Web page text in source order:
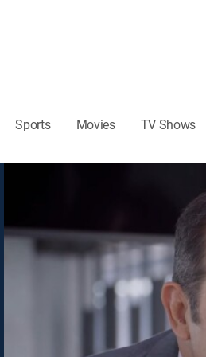
Sports Movies TV Shows